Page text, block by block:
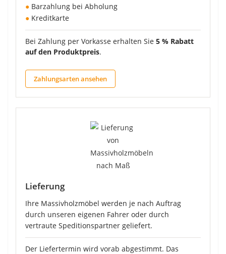
● Barzahlung bei Abholung
● Kreditkarte
Bei Zahlung per Vorkasse erhalten Sie 5 % Rabatt
auf den Produktpreis.
Zahlungsarten ansehen
Lieferung
Ihre Massivholzmöbel werden je nach Auftrag
durch unseren eigenen Fahrer oder durch
vertraute Speditionspartner geliefert.
Der Liefertermin wird vorab abgestimmt. Das